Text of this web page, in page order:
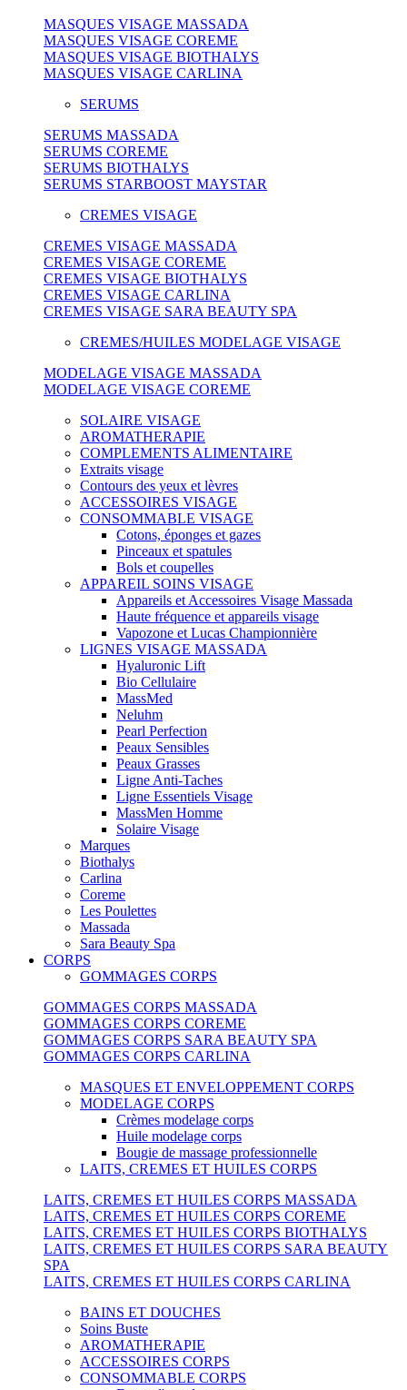
MASQUES VISAGE MASSADA
MASQUES VISAGE COREME
MASQUES VISAGE BIOTHALYS
MASQUES VISAGE CARLINA
SERUMS
SERUMS MASSADA
SERUMS COREME
SERUMS BIOTHALYS
SERUMS STARBOOST MAYSTAR
CREMES VISAGE
CREMES VISAGE MASSADA
CREMES VISAGE COREME
CREMES VISAGE BIOTHALYS
CREMES VISAGE CARLINA
CREMES VISAGE SARA BEAUTY SPA
CREMES/HUILES MODELAGE VISAGE
MODELAGE VISAGE MASSADA
MODELAGE VISAGE COREME
SOLAIRE VISAGE
AROMATHERAPIE
COMPLEMENTS ALIMENTAIRE
Extraits visage
Contours des yeux et lèvres
ACCESSOIRES VISAGE
CONSOMMABLE VISAGE
Cotons, éponges et gazes
Pinceaux et spatules
Bols et coupelles
APPAREIL SOINS VISAGE
Appareils et Accessoires Visage Massada
Haute fréquence et appareils visage
Vapozone et Lucas Championnière
LIGNES VISAGE MASSADA
Hyaluronic Lift
Bio Cellulaire
MassMed
Neluhm
Pearl Perfection
Peaux Sensibles
Peaux Grasses
Ligne Anti-Taches
Ligne Essentiels Visage
MassMen Homme
Solaire Visage
Marques
Biothalys
Carlina
Coreme
Les Poulettes
Massada
Sara Beauty Spa
CORPS
GOMMAGES CORPS
GOMMAGES CORPS MASSADA
GOMMAGES CORPS COREME
GOMMAGES CORPS SARA BEAUTY SPA
GOMMAGES CORPS CARLINA
MASQUES ET ENVELOPPEMENT CORPS
MODELAGE CORPS
Crèmes modelage corps
Huile modelage corps
Bougie de massage professionnelle
LAITS, CREMES ET HUILES CORPS
LAITS, CREMES ET HUILES CORPS MASSADA
LAITS, CREMES ET HUILES CORPS COREME
LAITS, CREMES ET HUILES CORPS BIOTHALYS
LAITS, CREMES ET HUILES CORPS SARA BEAUTY
SPA
LAITS, CREMES ET HUILES CORPS CARLINA
BAINS ET DOUCHES
Soins Buste
AROMATHERAPIE
ACCESSOIRES CORPS
CONSOMMABLE CORPS